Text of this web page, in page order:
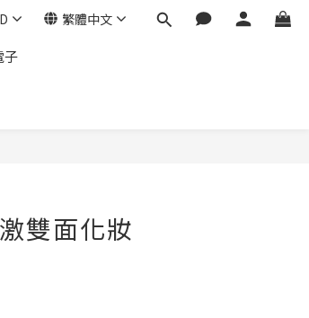
繁體中文
子
雙面化妝